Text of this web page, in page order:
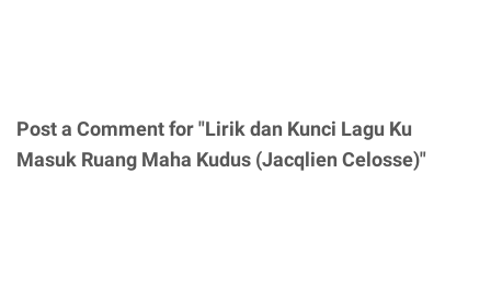
Post a Comment for "Lirik dan Kunci Lagu Ku
Masuk Ruang Maha Kudus (Jacqlien Celosse)"